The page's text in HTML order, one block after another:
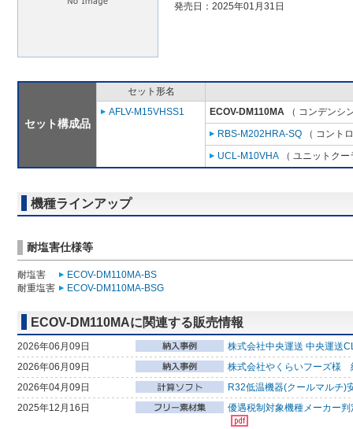
発売日：2025年01月31日
セット構成品
セット形名
AFLV-M15VHSS1
ECOV-DM110MA （ コンデンシ
RBS-M202HRA-SQ （ コント
UCL-M10VHA （ ユニットク
機種ラインアップ
耐塩害仕様等
耐塩害
ECOV-DM110MA-BS
耐重塩害
ECOV-DM110MA-BSG
ECOV-DM110MAに関連する販売情報
2026年06月09日
株式会社中央運送 中央運送
2026年06月09日
株式会社やくらいフーズ様
2026年04月09日
R32低温機器(クールマルチ)
2025年12月16日
優遇税制対象機種メーカー